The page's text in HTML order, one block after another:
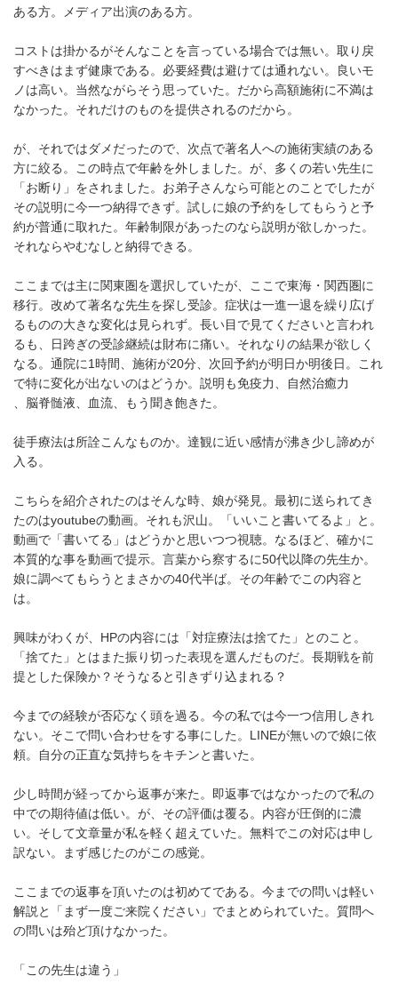
ある方。メディア出演のある方。
コストは掛かるがそんなことを言っている場合では無い。取り戻
すべきはまず健康である。必要経費は避けては通れない。良いモ
ノは高い。当然ながらそう思っていた。だから高額施術に不満は
なかった。それだけのものを提供されるのだから。
が、それではダメだったので、次点で著名人への施術実績のある
方に絞る。この時点で年齢を外しました。が、多くの若い先生に
「お断り」をされました。お弟子さんなら可能とのことでしたが
その説明に今一つ納得できず。試しに娘の予約をしてもらうと予
約が普通に取れた。年齢制限があったのなら説明が欲しかった。
それならやむなしと納得できる。
ここまでは主に関東圏を選択していたが、ここで東海・関西圏に
移行。改めて著名な先生を探し受診。症状は一進一退を繰り広げ
るものの大きな変化は見られず。長い目で見てくださいと言われ
るも、日跨ぎの受診継続は財布に痛い。それなりの結果が欲しく
なる。通院に1時間、施術が20分、次回予約が明日か明後日。これ
で特に変化が出ないのはどうか。説明も免疫力、自然治癒力
、脳脊髄液、血流、もう聞き飽きた。
徒手療法は所詮こんなものか。達観に近い感情が沸き少し諦めが
入る。
こちらを紹介されたのはそんな時、娘が発見。最初に送られてき
たのはyoutubeの動画。それも沢山。「いいこと書いてるよ」と。
動画で「書いてる」はどうかと思いつつ視聴。なるほど、確かに
本質的な事を動画で提示。言葉から察するに50代以降の先生か。
娘に調べてもらうとまさかの40代半ば。その年齢でこの内容と
は。
興味がわくが、HPの内容には「対症療法は捨てた」とのこと。
「捨てた」とはまた振り切った表現を選んだものだ。長期戦を前
提とした保険か？そうなると引きずり込まれる？
今までの経験が否応なく頭を過る。今の私では今一つ信用しきれ
ない。そこで問い合わせをする事にした。LINEが無いので娘に依
頼。自分の正直な気持ちをキチンと書いた。
少し時間が経ってから返事が来た。即返事ではなかったので私の
中での期待値は低い。が、その評価は覆る。内容が圧倒的に濃
い。そして文章量が私を軽く超えていた。無料でこの対応は申し
訳ない。まず感じたのがこの感覚。
ここまでの返事を頂いたのは初めてである。今までの問いは軽い
解説と「まず一度ご来院ください」でまとめられていた。質問へ
の問いは殆ど頂けなかった。
「この先生は違う」